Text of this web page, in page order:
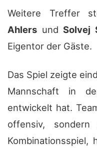
Weitere Treffer
Ahlers undSolvej
Eigentor der Gäste.
Das Spiel zeigte
Mannschaft in
entwickelt hat.
offensiv,
Kombinationsspiel,